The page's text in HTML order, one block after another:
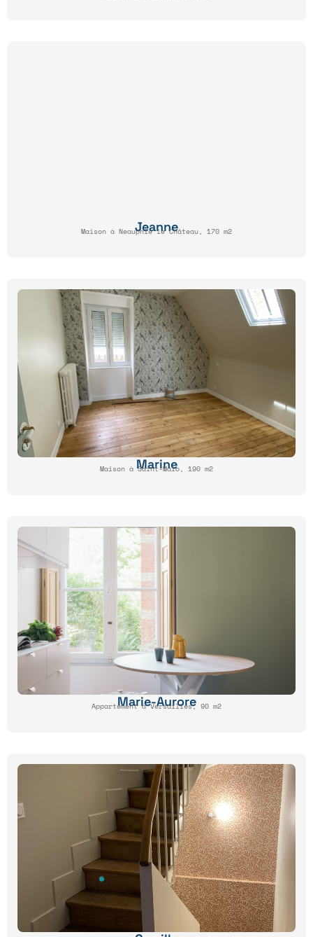
Jeanne
Maison à Neauphle le Château, 170 m2
Marine
Maison à Saint-Malo, 190 m2
Marie-Aurore
Appartement à Versailles, 90 m2